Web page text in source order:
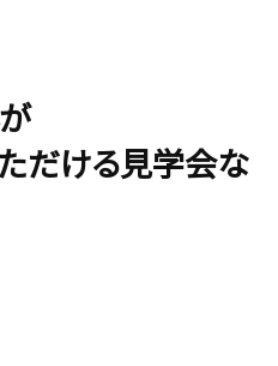
だける見学会な